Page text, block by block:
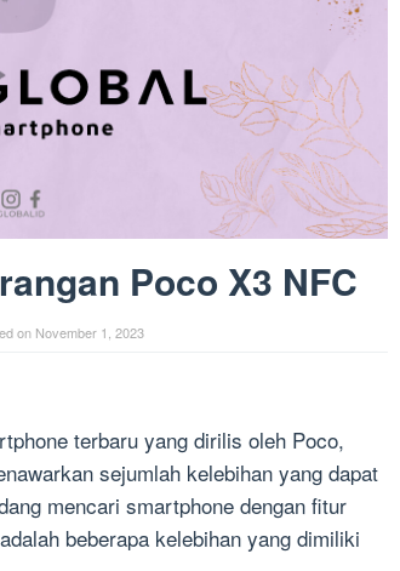
Poco X3 NFC
on November 1, 2023
terbaru yang dirilis oleh Poco,
sejumlah kelebihan yang dapat
mencari smartphone dengan fitur
beberapa kelebihan yang dimiliki